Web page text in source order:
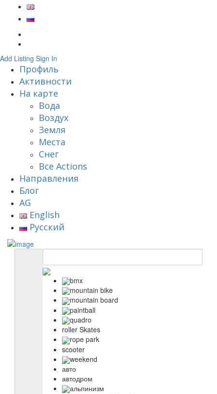
Add Listing Sign In
Профиль
Активности
На карте
Вода
Воздух
Земля
Места
Снег
Все Actions
Направления
Блог
AG
English
Русский
bmx
mountain bike
mountain board
paintball
quadro
roller Skates
rope park
scooter
weekend
авто
автодром
альпинизм